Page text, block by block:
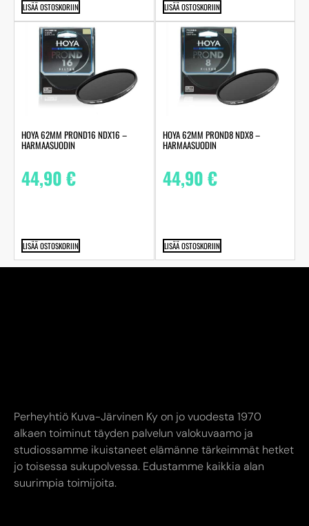
LISÄÄ OSTOSKORIIN LISÄÄ OSTOSKORIIN
HOYA 62MM PROND16 NDX16 –
HARMAASUODIN
44,90€
LISÄÄ OSTOSKORIIN
HOYA 62MM PROND8 NDX8 –
HARMAASUODIN
44,90€
LISÄÄ OSTOSKORIIN
Perheyhtiö Kuva-Järvinen Ky on jo vuodesta 1970
alkaen toiminut täyden palvelun valokuvaamo ja
studiossamme ikuistaneet elämänne tärkeimmät hetket
jo toisessa sukupolvessa. Edustamme kaikkia alan
suurimpia toimijoita.